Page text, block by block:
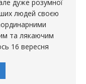
дуже розумної
людей своєю
та лякаючим
16 вересня